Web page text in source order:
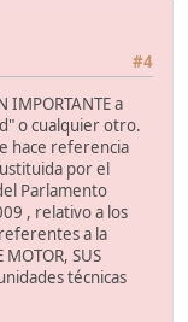
#4
a
o cualquier otro.
hace referencia
por el
Parlamento
, relativo a los
a la
MOTOR, SUS
técnicas